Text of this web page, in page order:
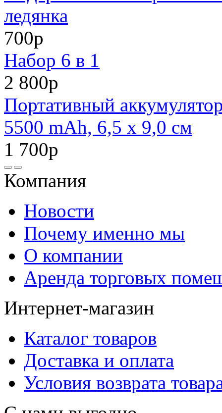
ледянка
700р
Набор 6 в 1
2 800р
Портативный
5500 mAh, 6,5 х 9,0 см
1 700р
Компания
Новости
Почему именно мы
О компании
Аренда торговых
Интернет-магазин
Каталог товаров
Доставка и оплата
Условия возврата